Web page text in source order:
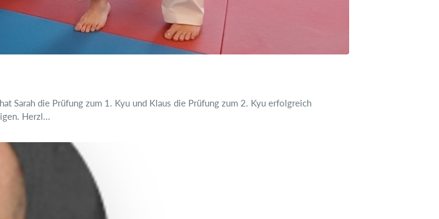
Sarah die Prüfung zum 1. Kyu und Klaus die Prüfung zum 2. Kyu erfolgreich
Herzl...